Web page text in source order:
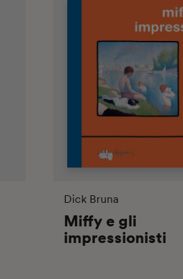
Dick Bruna
Miffy e gli
impressionisti